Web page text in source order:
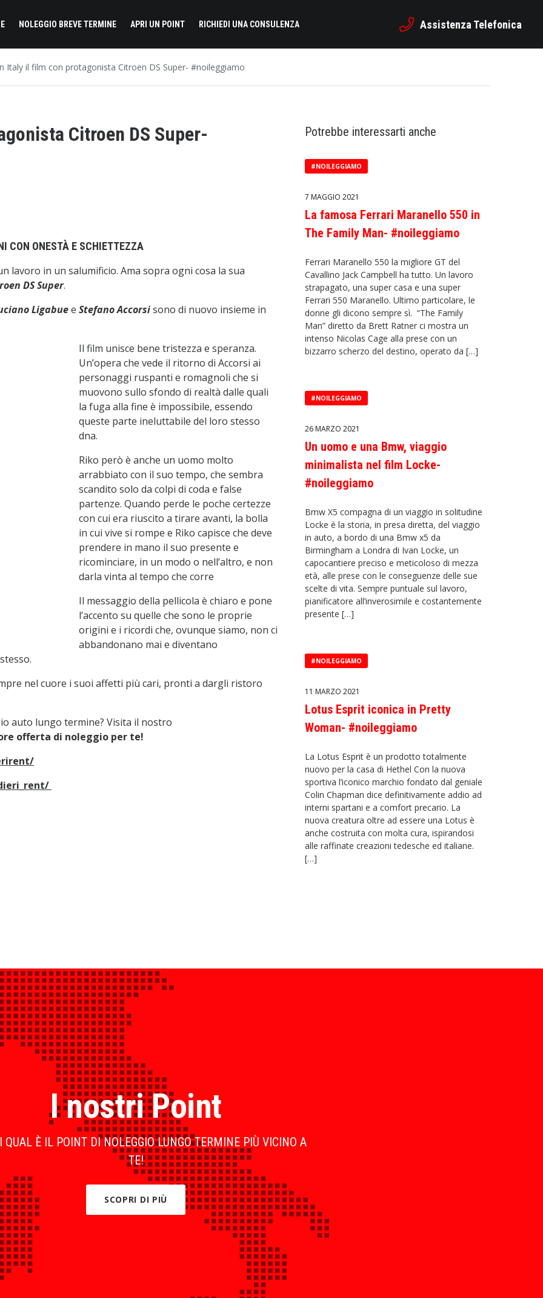
NOLEGGIO BREVE TERMINE APRI UN POINT RICHIEDI UNA CONSULENZA Assistenza Telefonica
Italy il film con protagonista Citroen DS Super- #noileggiamo
Citroen DS Super-
CON ONESTÀ E SCHIETTEZZA
lavoro in un salumificio. Ama sopra ogni cosa la sua
DS Super.
Ligabuee Stefano Accorsisono di nuovo insieme in
Il film unisce bene tristezza e speranza.
Un’opera che vede il ritorno di Accorsi ai
personaggi ruspanti e romagnoli che si
muovono sullo sfondo di realtà dalle quali
la fuga alla fine è impossibile, essendo
queste parte ineluttabile del loro stesso
dna.
Riko però è anche un uomo molto
arrabbiato con il suo tempo, che sembra
scandito solo da colpi di coda e false
partenze. Quando perde le poche certezze
con cui era riuscito a tirare avanti, la bolla
in cui vive si rompe e Riko capisce che deve
prendere in mano il suo presente e
ricominciare, in un modo o nell’altro, e non
darla vinta al tempo che corre
Il messaggio della pellicola è chiaro e pone
l’accento su quelle che sono le proprie
origini e i ricordi che, ovunque siamo, non ci
abbandonano mai e diventano
nel cuore i suoi affetti più cari, pronti a dargli ristoro
auto lungo termine? Visita il nostro
offerta di noleggio per te!
Potrebbe interessarti anche
#NOILEGGIAMO
7 MAGGIO 2021
La famosa Ferrari Maranello 550 in
The Family Man- #noileggiamo
Ferrari Maranello 550 la migliore GT del
Cavallino Jack Campbell ha tutto. Un lavoro
strapagato, una super casa e una super
Ferrari 550 Maranello. Ultimo particolare, le
donne gli dicono sempre sì. “The Family
Man” diretto da Brett Ratner ci mostra un
intenso Nicolas Cage alla prese con un
bizzarro scherzo del destino, operato da […]
#NOILEGGIAMO
26 MARZO 2021
Un uomo e una Bmw, viaggio
minimalista nel film Locke-
#noileggiamo
Bmw X5 compagna di un viaggio in solitudine
Locke è la storia, in presa diretta, del viaggio
in auto, a bordo di una Bmw x5 da
Birmingham a Londra di Ivan Locke, un
capocantiere preciso e meticoloso di mezza
età, alle prese con le conseguenze delle sue
scelte di vita. Sempre puntuale sul lavoro,
pianificatore all’inverosimile e costantemente
presente […]
#NOILEGGIAMO
11 MARZO 2021
Lotus Esprit iconica in Pretty
Woman- #noileggiamo
La Lotus Esprit è un prodotto totalmente
nuovo per la casa di Hethel Con la nuova
sportiva l’iconico marchio fondato dal geniale
Colin Chapman dice definitivamente addio ad
interni spartani e a comfort precario. La
nuova creatura oltre ad essere una Lotus è
anche costruita con molta cura, ispirandosi
alle raffinate creazioni tedesche ed italiane.
[…]
I nostri Point
QUAL È IL POINT DI NOLEGGIO LUNGO TERMINE PIÙ VICINO A
TE!
SCOPRI DI PIÙ